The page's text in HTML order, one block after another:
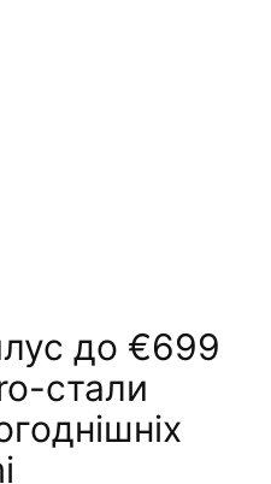
до €699
стали